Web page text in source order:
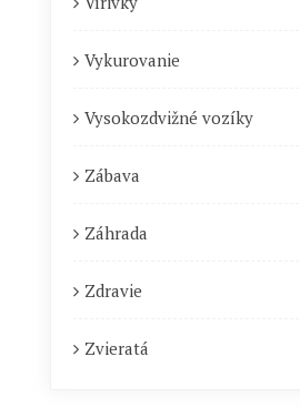
Vykurovanie
Vysokozdvižné vozíky
Zábava
Záhrada
Zdravie
Zvieratá